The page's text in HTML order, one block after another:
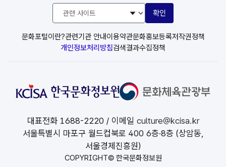
문화포털이란?관련기관 안내이용약관문화홍보등록저작권정책
개인정보처리방침검색결과수집정책
관
사
이
트
확인
대표전화 1688-2220 / 이메일 culture@kcisa.kr
서울특별시 마포구 월드컵북로 400 6층·8층 (상암동,
서울경제진흥원)
COPYRIGHT© 한국문화정보원